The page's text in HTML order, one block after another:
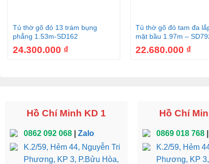
Tủ thờ gõ đỏ 13 trám bụng
phẳng 1.53m-SD162
24.300.000 ₫
Tủ thờ gõ đỏ tam đa
mặt bầu 1.97m –
22.680.000 ₫
Hồ Chí Minh KD 1
0862 092 068| Zalo
K.2/59, Hẻm 44, Nguyễn Tri
Phương, KP 3, P.Bửu Hòa,
Hồ Chí
0869 018 768|
K.2/59, Hẻm
Phương, KP